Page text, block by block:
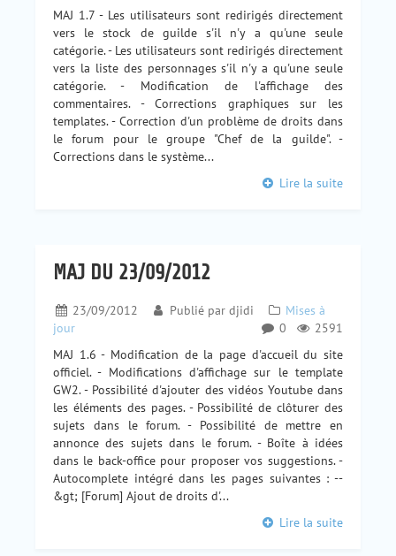
MAJ 1.7 - Les utilisateurs sont redirigés directement
vers le stock de guilde s'il n'y a qu'une seule
catégorie. - Les utilisateurs sont redirigés directement
vers la liste des personnages s'il n'y a qu'une seule
catégorie. - Modification de l'affichage des
commentaires. - Corrections graphiques sur les
templates. - Correction d'un problème de droits dans
le forum pour le groupe "Chef de la guilde". -
Corrections dans le système...
Lire la suite
MAJ DU 23/09/2012
23/09/2012 Publié par djidi
Mises à
jour
2591
0
MAJ 1.6 - Modification de la page d'accueil du site
officiel. - Modifications d'affichage sur le template
GW2. - Possibilité d'ajouter des vidéos Youtube dans
les éléments des pages. - Possibilité de clôturer des
sujets dans le forum. - Possibilité de mettre en
annonce des sujets dans le forum. - Boîte à idées
dans le back-office pour proposer vos suggestions. -
Autocomplete intégré dans les pages suivantes : --
&gt; [Forum] Ajout de droits d'...
Lire la suite